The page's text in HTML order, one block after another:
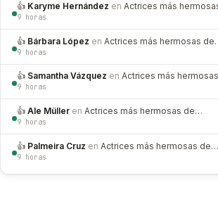
👍 Karyme Hernández en Actrices más
9 horas
👍 Bárbara López en Actrices más hermosas
9 horas
👍 Samantha Vázquez en Actrices más
9 horas
👍 Ale Müller en Actrices más hermosas de…
9 horas
👍 Palmeira Cruz en Actrices más hermosas de…
9 horas